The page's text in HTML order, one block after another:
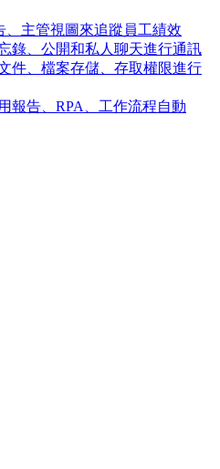
、主管視圖來追蹤員工績效
錄、公開和私人聊天進行通訊
件、檔案存儲、存取權限進行
報告、RPA、工作流程自動